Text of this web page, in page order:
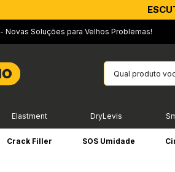
- Novas Soluções para Velhos Problemas!
Elastment DryLevis
Crack Filler SOS Umidade